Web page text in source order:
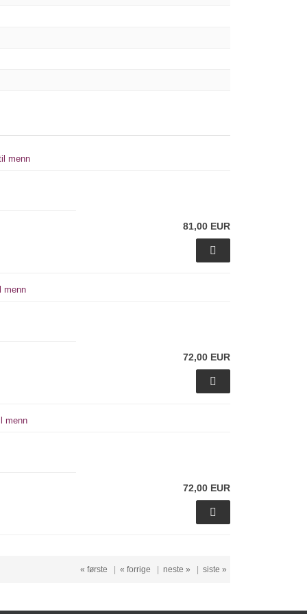
menn
81,00 EUR
menn
72,00 EUR
menn
72,00 EUR
« første « forrige neste » siste »